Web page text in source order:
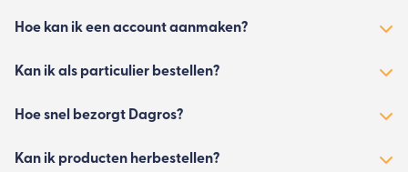
Hoe kan ik een account aanmaken?
Kan ik als particulier bestellen?
Hoe snel bezorgt Dagros?
Kan ik producten herbestellen?